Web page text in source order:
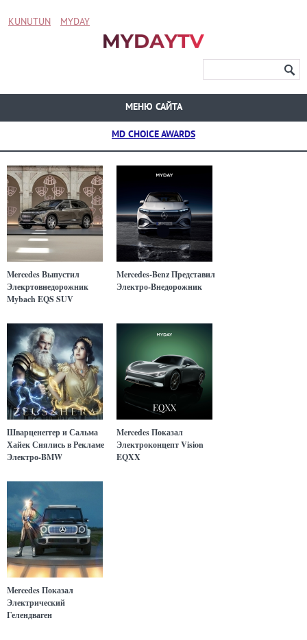
KUNUTUN MYDAY
МЕНЮ САЙТА
MD CHOICE AWARDS
Mercedes Выпустил
Элекртовнедорожник
Mybach EQS SUV
Mercedes-Benz Представил
Электро-Внедорожник
Шварценеггер и Сальма
Хайек Снялись в Рекламе
Электро-BMW
Mercedes Показал
Электроконцепт Vision
EQXX
Mercedes Показал
Электрический
Гелендваген